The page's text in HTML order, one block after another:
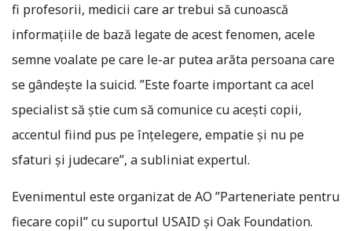
fi profesorii, medicii care ar trebui să cunoască
informațiile de bază legate de acest fenomen, acele
semne voalate pe care le-ar putea arăta persoana care
se gândește la suicid. ”Este foarte important ca acel
specialist să știe cum să comunice cu acești copii,
accentul fiind pus pe înțelegere, empatie și nu pe
sfaturi și judecare”, a subliniat expertul.
Evenimentul este organizat de AO ”Parteneriate pentru
fiecare copil” cu suportul USAID și Oak Foundation.